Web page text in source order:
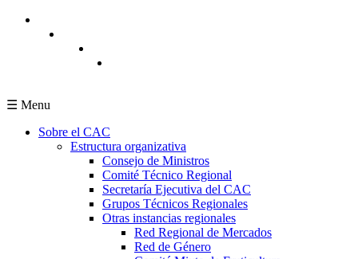
Pasar al contenido principal
☰ Menu
Sobre el CAC
Estructura organizativa
Consejo de Ministros
Comité Técnico Regional
Secretaría Ejecutiva del CAC
Grupos Técnicos Regionales
Otras instancias regionales
Red Regional de Mercados
Red de Género